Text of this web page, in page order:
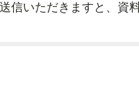
信いただきますと、資